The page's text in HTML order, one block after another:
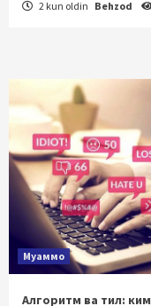
2 kun oldin Behzod
Муаммо
Алгоритм ва тил: ким